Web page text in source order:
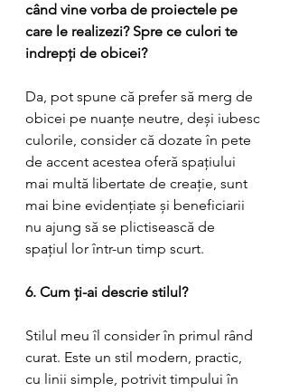
când vine vorba de proiectele pe
care le realizezi? Spre ce culori te
indrepți de obicei?
Da, pot spune că prefer să merg de
obicei pe nuanțe neutre, deși iubesc
culorile, consider că dozate în pete
de accent acestea oferă spațiului
mai multă libertate de creație, sunt
mai bine evidențiate și beneficiarii
nu ajung să se plictisească de
spațiul lor într-un timp scurt.
6. Cum ți-ai descrie stilul?
Stilul meu îl consider în primul rând
curat. Este un stil modern, practic,
cu linii simple, potrivit timpului în